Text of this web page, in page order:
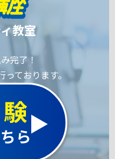
教室
完了！
ております。
ら